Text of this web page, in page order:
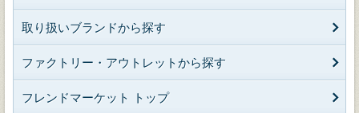
取り扱いブランドから探す
ファクトリー・アウトレットから探す
フレンドマーケット トップ